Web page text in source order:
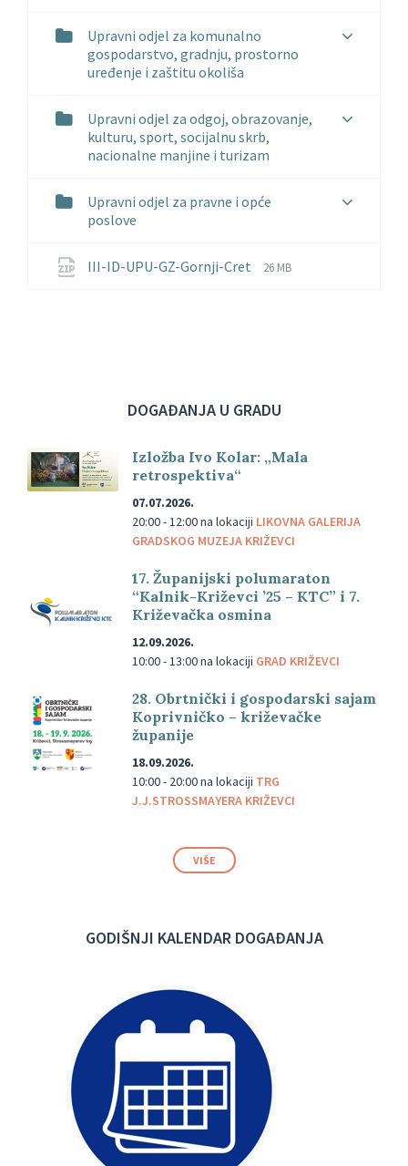
Upravni odjel za komunalno
gospodarstvo, gradnju, prostorno
uređenje i zaštitu okoliša
Upravni odjel za odgoj, obrazovanje,
kulturu, sport, socijalnu skrb,
nacionalne manjine i turizam
Upravni odjel za pravne i opće
poslove
III-ID-UPU-GZ-Gornji-Cret
File
File
26 MB
DOGAĐANJA U GRADU
Izložba Ivo Kolar: „Mala
retrospektiva“
07.07.2026.
20:00 - 12:00na lokaciji LIKOVNA GALERIJA
GRADSKOG MUZEJA KRIŽEVCI
17. Županijski polumaraton
“Kalnik-Križevci ’25 – KTC” i 7.
Križevačka osmina
12.09.2026.
10:00 - 13:00na lokaciji GRAD KRIŽEVCI
28. Obrtnički i gospodarski sajam
Koprivničko – križevačke
županije
18.09.2026.
10:00 - 20:00na lokaciji TRG
J.J.STROSSMAYERA KRIŽEVCI
VIŠE
GODIŠNJI KALENDAR DOGAĐANJA